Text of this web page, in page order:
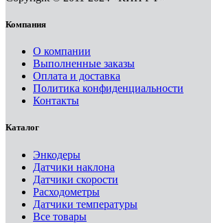
Компания
О компании
Выполненные заказы
Оплата и доставка
Политика конфиденциальности
Контакты
Каталог
Энкодеры
Датчики наклона
Датчики скорости
Расходометры
Датчики температуры
Все товары